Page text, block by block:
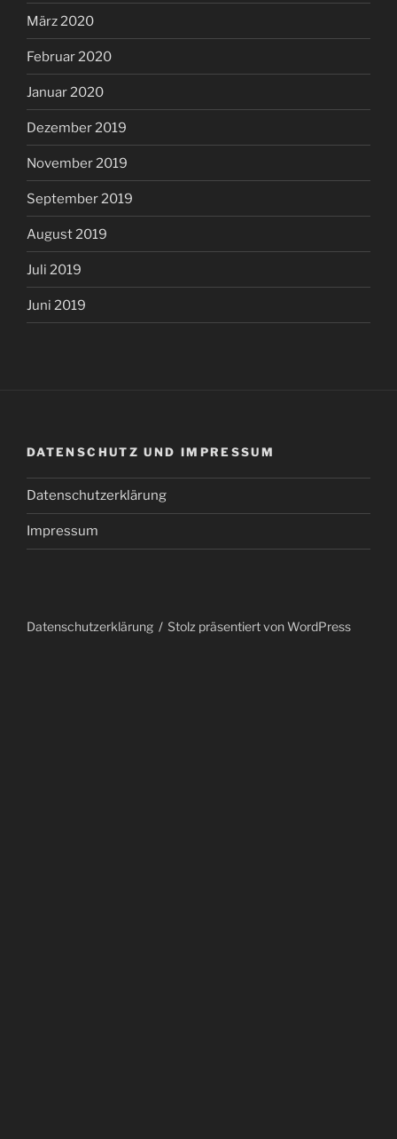
August 2019
Juli 2019
Juni 2019
DATENSCHUTZ UND IMPRESSUM
Datenschutzerklärung
Impressum